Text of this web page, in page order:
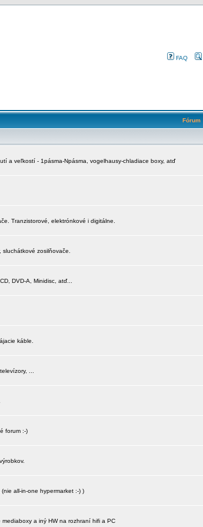
FAQ
Fórum
a veľkostí - 1pásma-Npásma, vogelhausy-chladiace boxy, atď
Tranzistorové, elektrónkové i digitálne.
zosilňovače.
DVD-A, Minidisc, atď...
káble.
...
forum :-)
all-in-one hypermarket :-) )
mediaboxy a iný HW na rozhraní hifi a PC